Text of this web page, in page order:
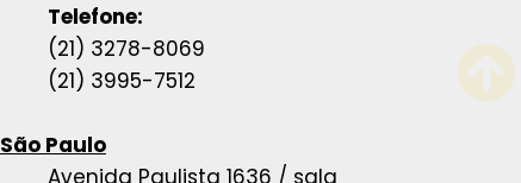
Telefone:
(21) 3278-8069
(21) 3995-7512
São Paulo
Avenida Paulista 1636 / sala